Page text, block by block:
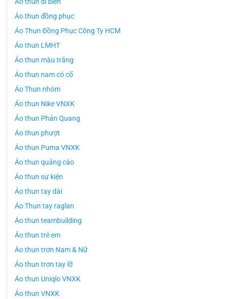
Áo thun đi biển
Áo thun đồng phục
Áo Thun Đồng Phục Công Ty HCM
Áo thun LMHT
Áo thun màu trắng
Áo thun nam có cổ
Áo Thun nhóm
Áo thun Nike VNXK
Áo thun Phản Quang
Áo thun phượt
Áo thun Puma VNXK
Áo thun quảng cáo
Áo thun sự kiện
Áo thun tay dài
Áo Thun tay raglan
Áo thun teambuilding
Áo thun trẻ em
Áo thun trơn Nam & Nữ
Áo thun trơn tay lỡ
Áo thun Uniqlo VNXK
Áo thun VNXK